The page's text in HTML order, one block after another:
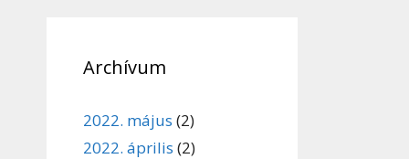
Archívum
2022. május (2)
2022. április (2)